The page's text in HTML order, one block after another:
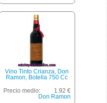
Vino Tinto Crianza, Don
Ramon, Botella 750 Cc
Precio medio:
1.92 €
Don Ramon